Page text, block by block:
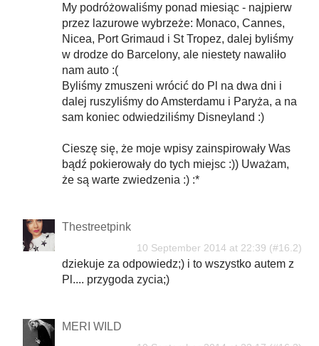
My podróżowaliśmy ponad miesiąc - najpierw
przez lazurowe wybrzeże: Monaco, Cannes,
Nicea, Port Grimaud i St Tropez, dalej byliśmy
w drodze do Barcelony, ale niestety nawaliło
nam auto :(
Byliśmy zmuszeni wrócić do Pl na dwa dni i
dalej ruszyliśmy do Amsterdamu i Paryża, a na
sam koniec odwiedziliśmy Disneyland :)
Cieszę się, że moje wpisy zainspirowały Was
bądź pokierowały do tych miejsc :)) Uważam,
że są warte zwiedzenia :) :*
Thestreetpink
10 September 2014 at 22:39
dziekuje za odpowiedz;) i to wszystko autem z
Pl.... przygoda zycia;)
MERI WILD